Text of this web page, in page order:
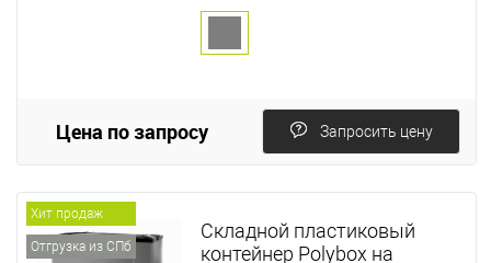
Цена по запросу Запросить цену
Хит продаж
Отгрузка из СПб
Складной пластиковый
контейнер Polyboх на